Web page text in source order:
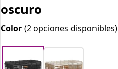
oscuro
Color(2 opciones disponibles)